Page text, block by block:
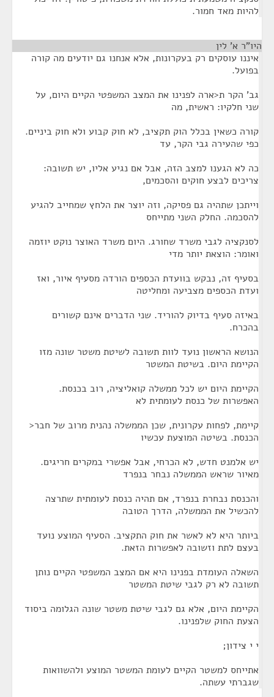
להיות מאד חמור.
היו"ר א' לין
איננו עוסקים רק בעקרונות, אלא אנחנו גם יודעים מה קורה
בפועל.
גב' הקר ת<ארה לפנינו את המצב המשפטי הקיים היום, על
שני חלקיו: ראשית, מה
קורה כשאין בכלל הוק תקציב, לא חוק קבוע ולא חוק ביניים.
כפי שהעירה גבי הקר, עד
כה לא הגענו למצב הזה, אבל אם נגיע אליו, יש תשובה:
צריכים לבצע חוקים והסכמים,
וייתכן שתהיה גם פסיקה, וזה יוצר את הלחץ שמחייב להגיע
להסכמה. החלק השני מתייחס
לסנקציה לגבי משרד שחורג. היום משרד האוצר נוקט יוזמה
ואומר: הוצאת יותר מדי
בסעיף זה, נבקש בוועדת הכספים הורדה מסעיף איור, ואז
ועדת הכספים מצביעה ומחליטה
באיזה סעיף בדיוק להוריד. שני הדברים אינם קשורים
בהכרח.
הנושא הראשון נועד לוות תשובה לשיטת משטר שונה מזו
הקיימת היום. בשיטת המשטר
הקיימת היום יש לכל ממשלה קואליציה, רוב בכנסת.
האפשרות של כנסת לעומתית לא
קיימת, לפחות עקרונית, שכן הממשלה נהנית מרוב של חבר<
הכנסת. בשיטה המוצעת עכשיו
יש אלמנט חדש, לא הכרחי, אבל אפשרי במקרים חריגים.
מאיור שראש הממשלה נבחר בנפרד
והכנסת נבחרת בנפרד, אם תהיה כנסת לעומתית שתרצה
להכשיל את הממשלה, הדרך הטובה
ביותר היא לא לאשר את חוק התקציב. הסעיף המוצע נועד
בעצם לתת וזשובה לאפשרות הזאת.
השאלה העומדת בפנינו היא אם המצב המשפטי הקיים נותן
תשובה לא רק לגבי שיטת המשטר
הקיימת היום, אלא גם לגבי שיטת משטר שונה הגלומה ביסוד
הצעת החוק שלפנינו.
י י צידון;
אתייחס למשטר הקיים לעומת המשטר המוצע ולהשוואות
שגברתי עשתה.